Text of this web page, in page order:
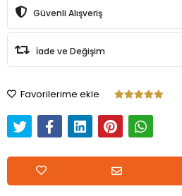
Güvenli Alışveriş
İade ve Değişim
Favorilerime ekle